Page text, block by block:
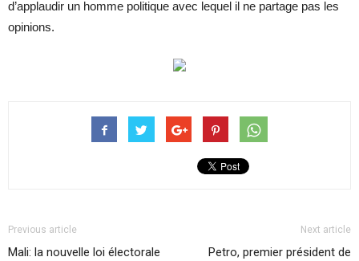
d’applaudir un homme politique avec lequel il ne partage pas les
opinions.
Previous article
Mali: la nouvelle loi électorale
Next article
Petro, premier président de